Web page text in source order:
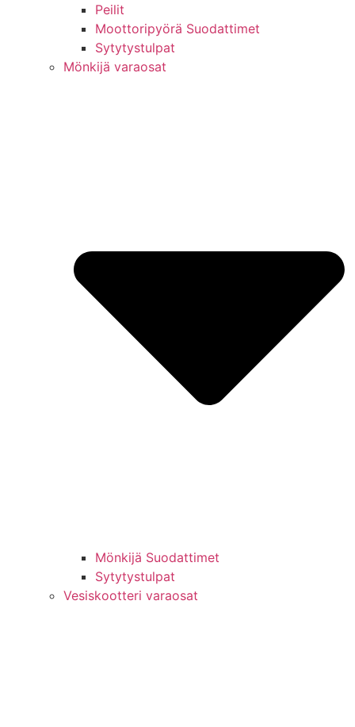
Peilit
Moottoripyörä Suodattimet
Sytytystulpat
Mönkijä varaosat
Mönkijä Suodattimet
Sytytystulpat
Vesiskootteri varaosat